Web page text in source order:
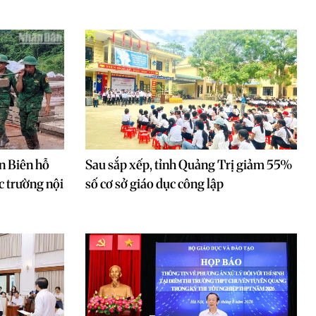
Biên hỗ
trường nội
Sau sắp xếp, tỉnh Quảng Trị giảm 55%
số cơ sở giáo dục công lập